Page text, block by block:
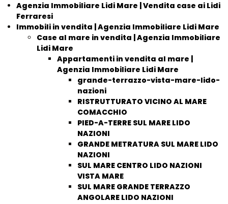
Agenzia Immobiliare Lidi Mare | Vendita case ai Lidi
Ferraresi
Immobili in vendita | Agenzia Immobiliare Lidi Mare
Case al mare in vendita | Agenzia Immobiliare
Lidi Mare
Appartamenti in vendita al mare |
Agenzia Immobiliare Lidi Mare
grande-terrazzo-vista-mare-lido-
nazioni
RISTRUTTURATO VICINO AL MARE
COMACCHIO
PIED-A-TERRE SUL MARE LIDO
NAZIONI
GRANDE METRATURA SUL MARE LIDO
NAZIONI
SUL MARE CENTRO LIDO NAZIONI
VISTA MARE
SUL MARE GRANDE TERRAZZO
ANGOLARE LIDO NAZIONI